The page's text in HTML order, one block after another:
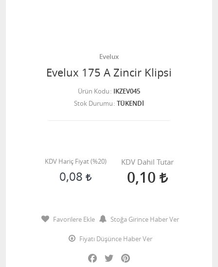
Evelux
Evelux 175 A Zincir Klipsi
Ürün Kodu IKZEV045
Stok Durumu TÜKENDİ
KDV Hariç Fiyat (%20)
0,08
KDV Dahil Tutar
0,10
Favorilere Ekle Stoğa Girince Haber Ver
Fiyatı Düşünce Haber Ver
Facebook
Twitter